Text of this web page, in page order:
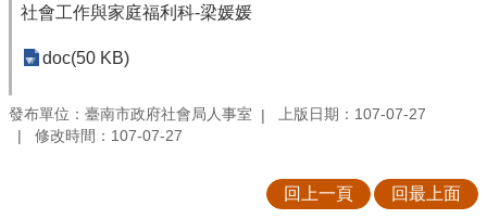
社會工作與家庭福利科-梁媛媛
doc(50 KB)
發布單位：臺南市政府社會局人事室
上版日期：107-07-27
修改時間：107-07-27
回上一頁 回最上面